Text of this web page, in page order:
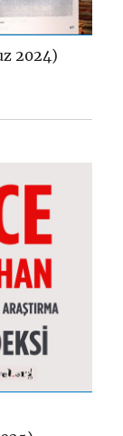
2024)